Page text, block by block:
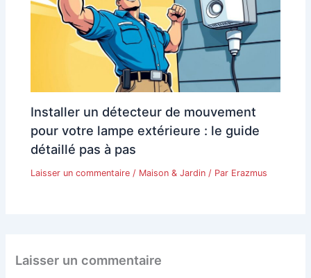
Installer un détecteur de mouvement
pour votre lampe extérieure : le guide
détaillé pas à pas
Laisser un commentaire / Maison & Jardin / Par Erazmus
Laisser un commentaire